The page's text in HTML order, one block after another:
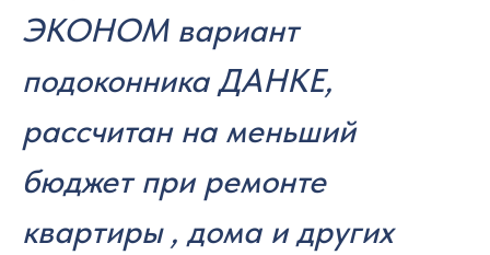
ЭКОНОМ вариант
подоконника ДАНКЕ,
рассчитан на меньший
бюджет при ремонте
квартиры , дома и других